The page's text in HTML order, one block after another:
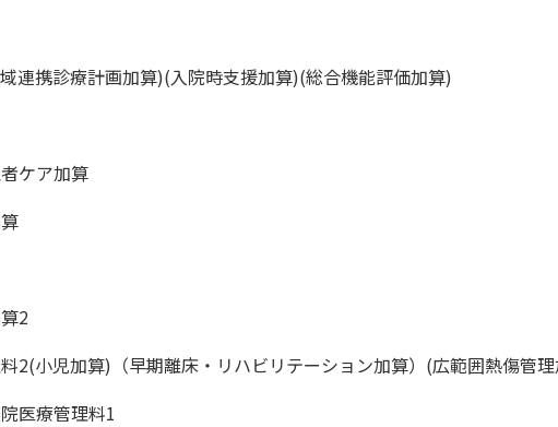
連携診療計画加算)(入院時支援加算)(総合機能評価加算)
ケア加算
2
2(小児加算)（早期離床・リハビリテーション加算）(広範囲熱傷管
医療管理料1